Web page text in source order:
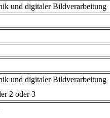
und digitaler Bildverarbeitung
und digitaler Bildverarbeitung
2 oder 3